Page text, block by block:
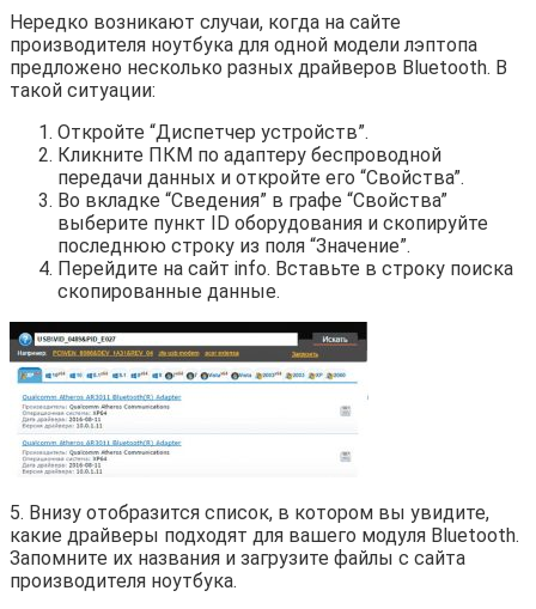
Нередко возникают случаи, когда на сайте
производителя ноутбука для одной модели лэптопа
предложено несколько разных драйверов Bluetooth. В
такой ситуации:
Откройте “Диспетчер устройств”.
Кликните ПКМ по адаптеру беспроводной
передачи данных и откройте его “Свойства”.
Во вкладке “Сведения” в графе “Свойства”
выберите пункт ID оборудования и скопируйте
последнюю строку из поля “Значение”.
Перейдите на сайт info. Вставьте в строку поиска
скопированные данные.
5. Внизу отобразится список, в котором вы увидите,
какие драйверы подходят для вашего модуля Bluetooth.
Запомните их названия и загрузите файлы с сайта
производителя ноутбука.